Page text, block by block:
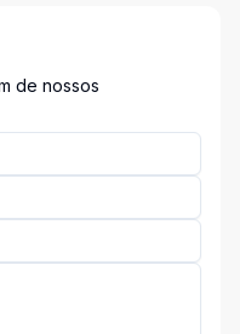
de nossos